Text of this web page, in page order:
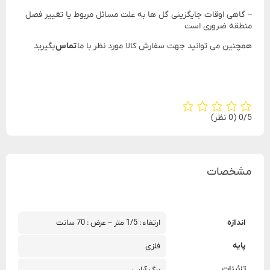
– گاهی اوقات جایگزینی گل ها به علت مسائل مربوط یا تغییر فصل
منطقه ضروری است
همچنین می توانید جهت سفارش کالا مورد نظر با ماتماسبگیرید
‫0/5 ‫(0 نظر)
مشخصات
اندازه ارتفاء : 1/5 متر – عرض : 70 سانت
پایه فلزی